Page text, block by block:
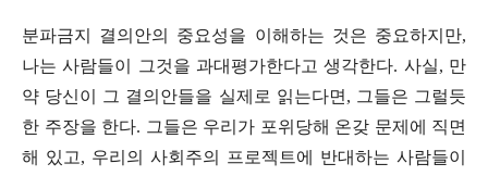
분파금지 결의안의 중요성을 이해하는 것은 중요하지만,
나는 사람들이 그것을 과대평가한다고 생각한다. 사실, 만
약 당신이 그 결의안들을 실제로 읽는다면 , 그들은 그럴듯
한 주장을 한다. 그들은 우리가 포위당해 온갖 문제에 직면
해 있고, 우리의 사회주의 프로젝트에 반대하는 사람들이